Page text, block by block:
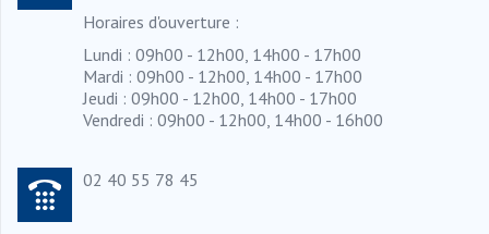
Horaires d'ouverture :
Lundi : 09h00 - 12h00, 14h00 - 17h00
Mardi : 09h00 - 12h00, 14h00 - 17h00
Jeudi : 09h00 - 12h00, 14h00 - 17h00
Vendredi : 09h00 - 12h00, 14h00 - 16h00
02 40 55 78 45